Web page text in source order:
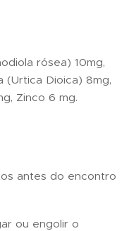
rósea) 10mg,
(Urtica Dioica) 8mg,
Zinco 6 mg.
antes do encontro
ou engolir o